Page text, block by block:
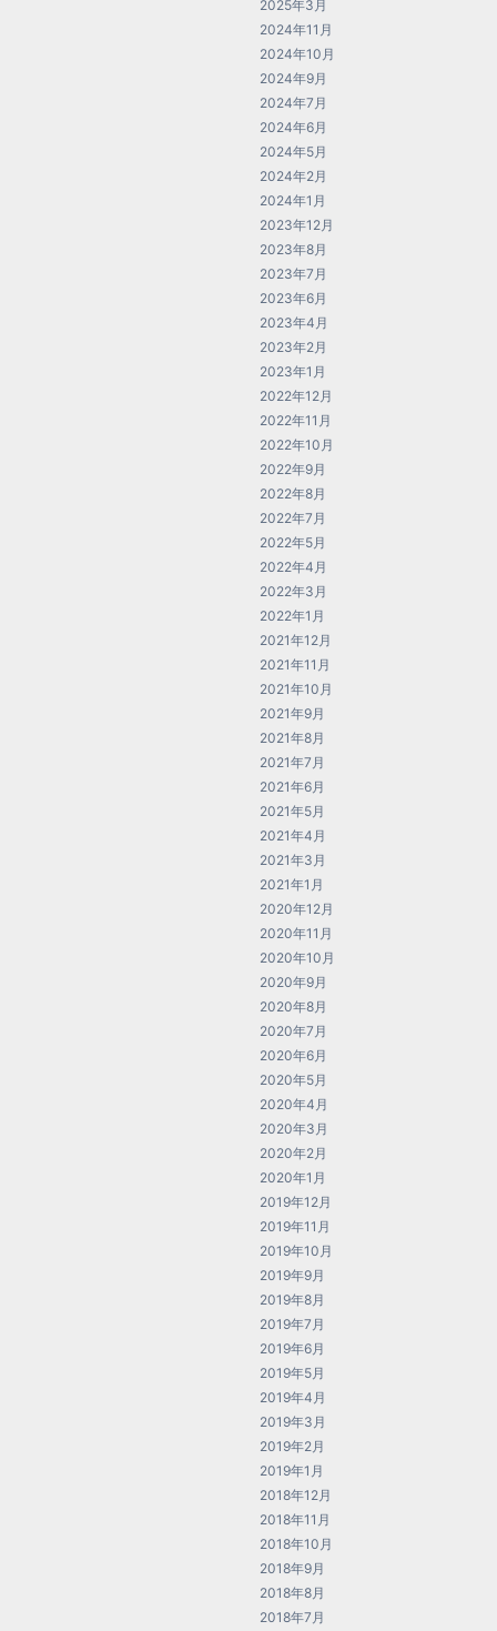
2025年3月
2024年11月
2024年10月
2024年9月
2024年7月
2024年6月
2024年5月
2024年2月
2024年1月
2023年12月
2023年8月
2023年7月
2023年6月
2023年4月
2023年2月
2023年1月
2022年12月
2022年11月
2022年10月
2022年9月
2022年8月
2022年7月
2022年5月
2022年4月
2022年3月
2022年1月
2021年12月
2021年11月
2021年10月
2021年9月
2021年8月
2021年7月
2021年6月
2021年5月
2021年4月
2021年3月
2021年1月
2020年12月
2020年11月
2020年10月
2020年9月
2020年8月
2020年7月
2020年6月
2020年5月
2020年4月
2020年3月
2020年2月
2020年1月
2019年12月
2019年11月
2019年10月
2019年9月
2019年8月
2019年7月
2019年6月
2019年5月
2019年4月
2019年3月
2019年2月
2019年1月
2018年12月
2018年11月
2018年10月
2018年9月
2018年8月
2018年7月